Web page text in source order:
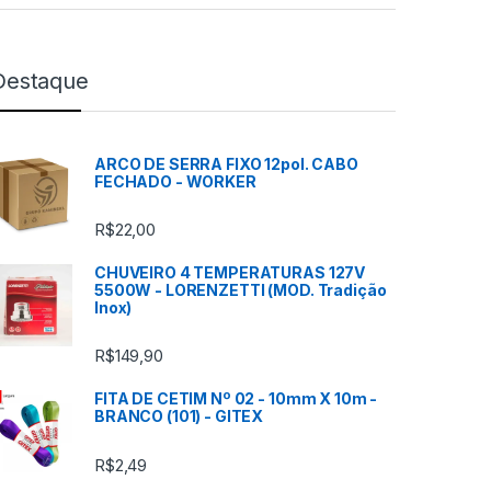
ARCO DE SERRA FIXO 12pol. CABO
FECHADO - WORKER
R$22,00
CHUVEIRO 4 TEMPERATURAS 127V
5500W - LORENZETTI (MOD. Tradição
Inox)
R$149,90
FITA DE CETIM Nº 02 - 10mm X 10m -
BRANCO (101) - GITEX
R$2,49